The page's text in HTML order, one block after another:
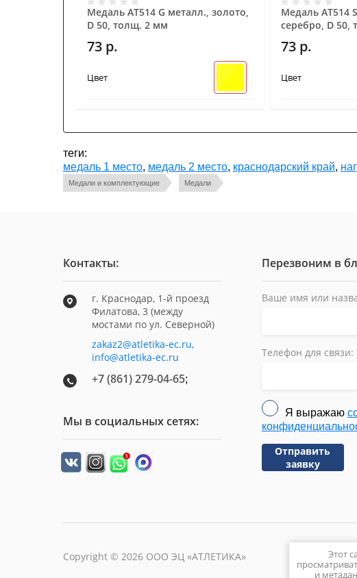
Медаль AT514 G металл., золото,
D 50, толщ. 2 мм
73 р.
Цвет
Медаль AT514
серебро, D 50,
73р.
Цвет
теги:
медаль 1 место, медаль 2 место, краснодарский край,
Медали и комплектующие Медали
Контакты:
г. Краснодар, 1-й проезд
Филатова, 3 (между
мостами по ул. Северной)
zakaz2@atletika-ec.ru,
info@atletika-ec.ru
+7 (861) 279-04-65;
Мы в социальных сетях:
Перезвоним в
Ваше имя или
Телефон для связи:
Я выражаю
Отправить
заявку
Copyright © 2026 ООО ЭЦ «АТЛЕТИКА»
Этот
и